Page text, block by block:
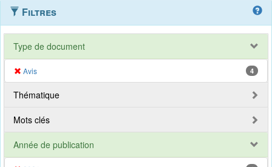
Filtres
Type de document
Avis 4
Thématique
Mots clés
Année de publication